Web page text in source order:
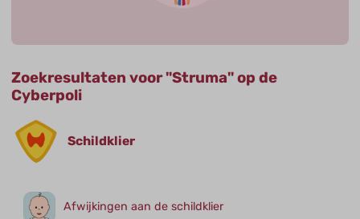
Zoekresultaten voor "Struma" op de
Cyberpoli
Schildklier
Afwijkingen aan de schildklier